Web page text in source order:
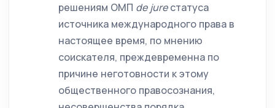
решениям ОМП de jure статуса
источника международного права в
настоящее время, по мнению
соискателя, преждевременна по
причине неготовности к этому
общественного правосознания,